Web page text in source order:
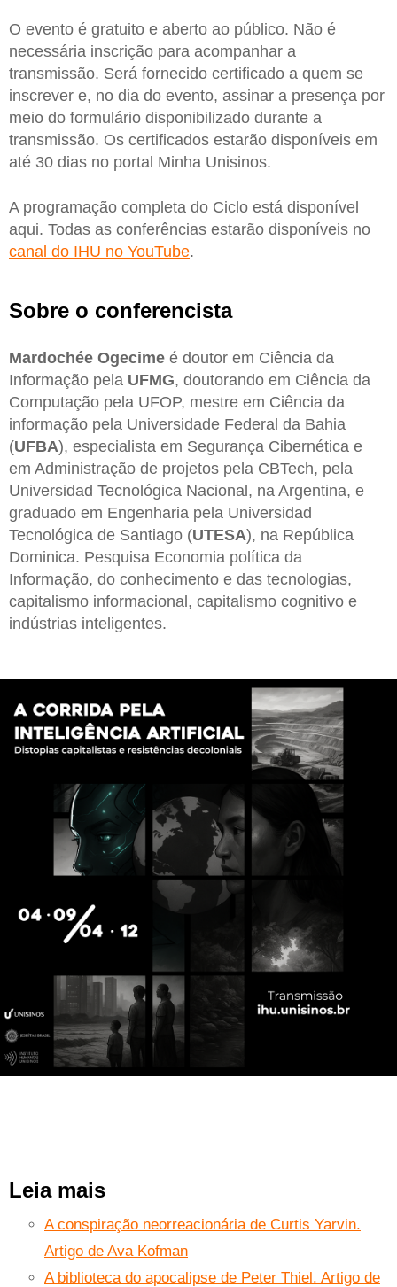
O evento é gratuito e aberto ao público. Não é
necessária inscrição para acompanhar a
transmissão. Será fornecido certificado a quem se
inscrever e, no dia do evento, assinar a presença por
meio do formulário disponibilizado durante a
transmissão. Os certificados estarão disponíveis em
até 30 dias no portal Minha Unisinos.
A programação completa do Ciclo está disponível
aqui. Todas as conferências estarão disponíveis no
canal do IHU no YouTube.
Sobre o conferencista
Mardochée Ogecime é doutor em Ciência da
Informação pela UFMG, doutorando em Ciência da
Computação pela UFOP, mestre em Ciência da
informação pela Universidade Federal da Bahia
(UFBA), especialista em Segurança Cibernética e
em Administração de projetos pela CBTech, pela
Universidad Tecnológica Nacional, na Argentina, e
graduado em Engenharia pela Universidad
Tecnológica de Santiago (UTESA), na República
Dominica. Pesquisa Economia política da
Informação, do conhecimento e das tecnologias,
capitalismo informacional, capitalismo cognitivo e
indústrias inteligentes.
Leia mais
A conspiração neorreacionária de Curtis Yarvin.
Artigo de Ava Kofman
A biblioteca do apocalipse de Peter Thiel. Artigo de